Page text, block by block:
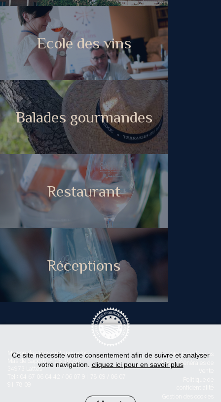
Ecole des vins
Balades gourmandes
Restaurant
Réceptions
Maison des Vins du Languedoc
Mas de Saporta - CS 30030
34973 Lattes
Mentions légales
Conditions Générales de
Ce site nécessite votre consentement afin de suivre et analyser
votre navigation. cliquez ici pour en savoir plus